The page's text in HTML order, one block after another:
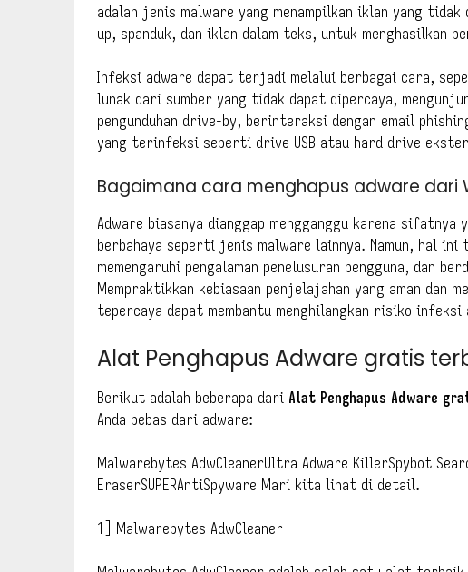
adalah jenis malware yang menampilkan iklan yang
up, spanduk, dan iklan dalam teks, untuk menghasilkan
Infeksi adware dapat terjadi melalui berbagai cara,
lunak dari sumber yang tidak dapat dipercaya,
pengunduhan drive-by, berinteraksi dengan email
yang terinfeksi seperti drive USB atau hard drive
Bagaimana cara menghapus adware dari
Adware biasanya dianggap mengganggu karena sifatnya
berbahaya seperti jenis malware lainnya. Namun, hal ini
memengaruhi pengalaman penelusuran pengguna, dan
Mempraktikkan kebiasaan penjelajahan yang aman dan
tepercaya dapat membantu menghilangkan risiko infeksi
Alat Penghapus Adware gratis
Berikut adalah beberapa dari Alat Penghapus Adware
Anda bebas dari adware:
Malwarebytes AdwCleanerUltra Adware KillerSpybot
EraserSUPERAntiSpyware Mari kita lihat di detail.
1] Malwarebytes AdwCleaner